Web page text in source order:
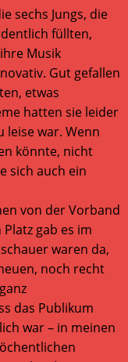
sechs Jungs, die
füllten,
Musik
Gut gefallen
etwas
hatten sie leider
leise war. Wenn
könnte, nicht
sich auch ein
von der Vorband
gab es im
waren da,
noch recht
das Publikum
war – in meinen